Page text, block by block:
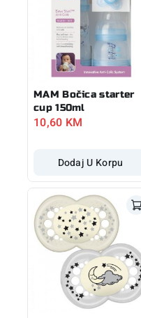
MAM Bočica starter
cup 150ml
10,60 KM
Dodaj U Korpu